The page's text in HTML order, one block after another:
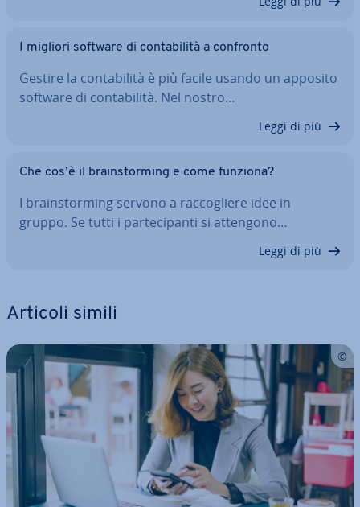
I migliori software di con­ta­bi­li­tà a confronto
Gestire la con­ta­bi­li­tà è più facile usando un apposito
software di con­ta­bi­li­tà. Nel nostro…
Leggi di più
Che cos’è il brain­stor­ming e come funziona?
I brain­stor­ming servono a rac­co­glie­re idee in
gruppo. Se tutti i par­te­ci­pan­ti si attengono…
Leggi di più
Articoli simili